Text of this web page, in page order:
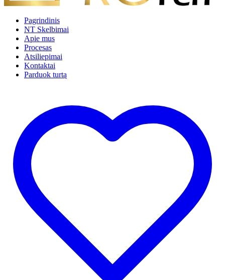
Pagrindinis
NT Skelbimai
Apie mus
Procesas
Atsiliepimai
Kontaktai
Parduok turtą